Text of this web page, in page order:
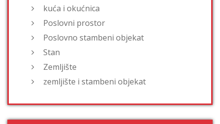
kuća i okućnica
Poslovni prostor
Poslovno stambeni objekat
Stan
Zemljište
zemljište i stambeni objekat